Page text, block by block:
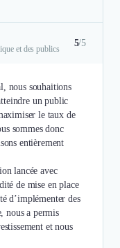
et des publics
5/5
nous souhaitions
un public
le taux de
sommes donc
entièrement
lancée avec
de mise en place
d’implémenter des
nous a permis
et nous